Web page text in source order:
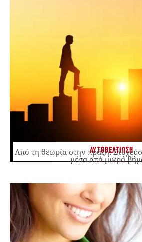
ΑΥΤΟΒΕΛΤΙΩΣΗ
Από τη θεωρία στην πράξη:
μέσα από μικρά